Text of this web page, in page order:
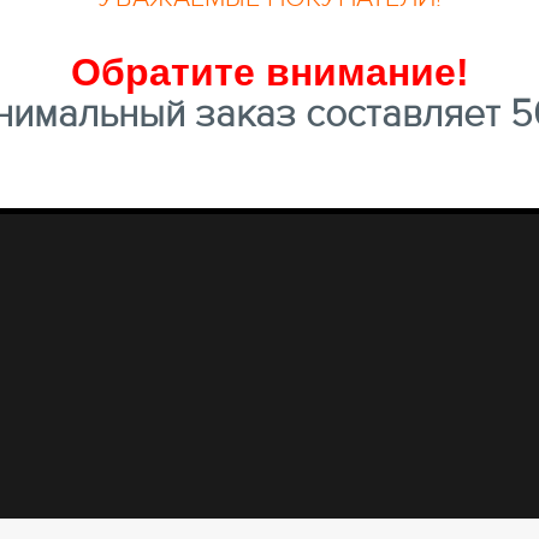
Обратите внимание!
заказ составляет